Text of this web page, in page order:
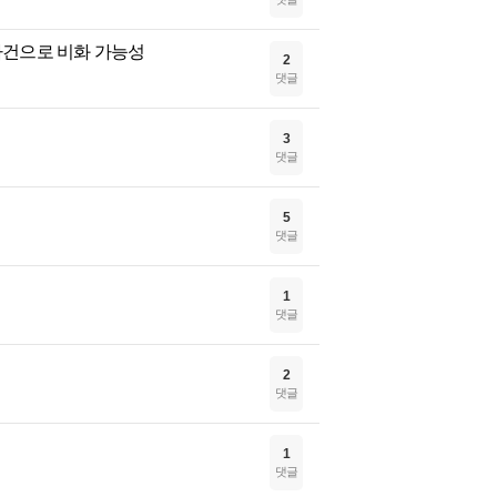
으로 비화 가능성 2
댓글
3
댓글
5
댓글
1
댓글
2
댓글
1
댓글